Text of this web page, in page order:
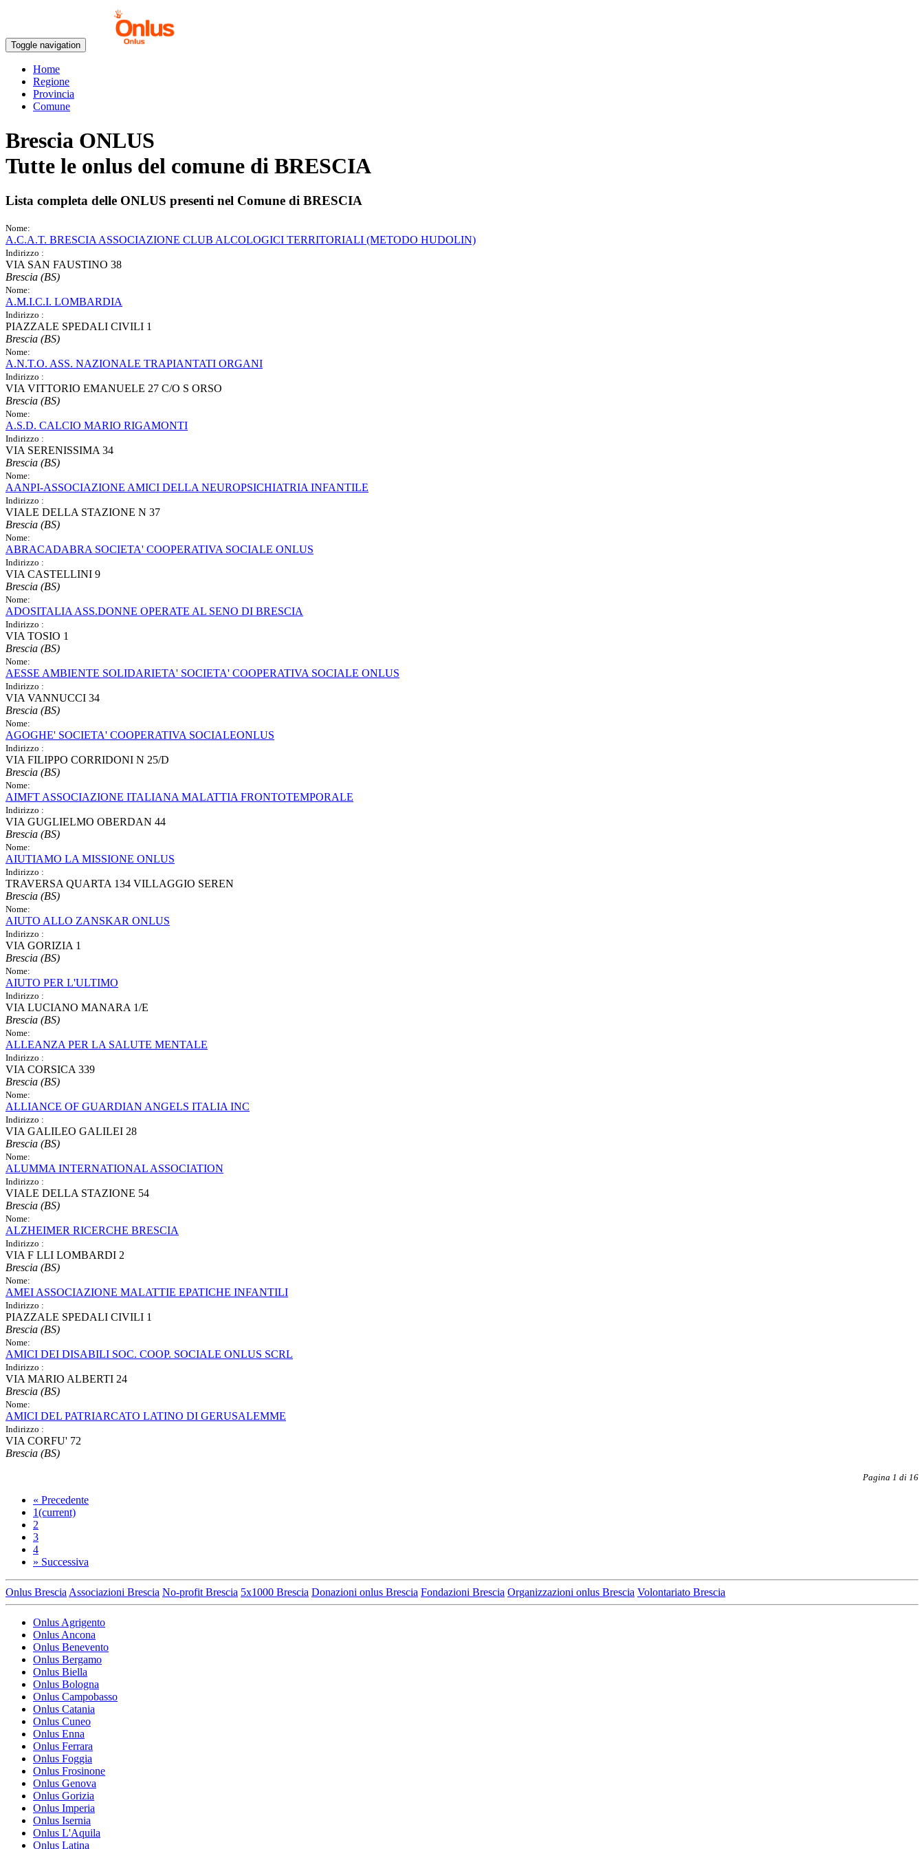
Toggle navigation
Home
Regione
Provincia
Comune
Brescia ONLUS
Tutte le onlus del comune di BRESCIA
Lista completa delle ONLUS presenti nel Comune di BRESCIA
Nome:
A.C.A.T. BRESCIA ASSOCIAZIONE CLUB ALCOLOGICI TERRITORIALI (METODO HUDOLIN)
Indirizzo :
VIA SAN FAUSTINO 38
Brescia (BS)
Nome:
A.M.I.C.I. LOMBARDIA
Indirizzo :
PIAZZALE SPEDALI CIVILI 1
Brescia (BS)
Nome:
A.N.T.O. ASS. NAZIONALE TRAPIANTATI ORGANI
Indirizzo :
VIA VITTORIO EMANUELE 27 C/O S ORSO
Brescia (BS)
Nome:
A.S.D. CALCIO MARIO RIGAMONTI
Indirizzo :
VIA SERENISSIMA 34
Brescia (BS)
Nome:
AANPI-ASSOCIAZIONE AMICI DELLA NEUROPSICHIATRIA INFANTILE
Indirizzo :
VIALE DELLA STAZIONE N 37
Brescia (BS)
Nome:
ABRACADABRA SOCIETA' COOPERATIVA SOCIALE ONLUS
Indirizzo :
VIA CASTELLINI 9
Brescia (BS)
Nome:
ADOSITALIA ASS.DONNE OPERATE AL SENO DI BRESCIA
Indirizzo :
VIA TOSIO 1
Brescia (BS)
Nome:
AESSE AMBIENTE SOLIDARIETA' SOCIETA' COOPERATIVA SOCIALE ONLUS
Indirizzo :
VIA VANNUCCI 34
Brescia (BS)
Nome:
AGOGHE' SOCIETA' COOPERATIVA SOCIALEONLUS
Indirizzo :
VIA FILIPPO CORRIDONI N 25/D
Brescia (BS)
Nome:
AIMFT ASSOCIAZIONE ITALIANA MALATTIA FRONTOTEMPORALE
Indirizzo :
VIA GUGLIELMO OBERDAN 44
Brescia (BS)
Nome:
AIUTIAMO LA MISSIONE ONLUS
Indirizzo :
TRAVERSA QUARTA 134 VILLAGGIO SEREN
Brescia (BS)
Nome:
AIUTO ALLO ZANSKAR ONLUS
Indirizzo :
VIA GORIZIA 1
Brescia (BS)
Nome:
AIUTO PER L'ULTIMO
Indirizzo :
VIA LUCIANO MANARA 1/E
Brescia (BS)
Nome:
ALLEANZA PER LA SALUTE MENTALE
Indirizzo :
VIA CORSICA 339
Brescia (BS)
Nome:
ALLIANCE OF GUARDIAN ANGELS ITALIA INC
Indirizzo :
VIA GALILEO GALILEI 28
Brescia (BS)
Nome:
ALUMMA INTERNATIONAL ASSOCIATION
Indirizzo :
VIALE DELLA STAZIONE 54
Brescia (BS)
Nome:
ALZHEIMER RICERCHE BRESCIA
Indirizzo :
VIA F LLI LOMBARDI 2
Brescia (BS)
Nome:
AMEI ASSOCIAZIONE MALATTIE EPATICHE INFANTILI
Indirizzo :
PIAZZALE SPEDALI CIVILI 1
Brescia (BS)
Nome:
AMICI DEI DISABILI SOC. COOP. SOCIALE ONLUS SCRL
Indirizzo :
VIA MARIO ALBERTI 24
Brescia (BS)
Nome:
AMICI DEL PATRIARCATO LATINO DI GERUSALEMME
Indirizzo :
VIA CORFU' 72
Brescia (BS)
Pagina 1 di 16
« Precedente
1(current)
2
3
4
» Successiva
Onlus Brescia Associazioni Brescia No-profit Brescia 5x1000 Brescia Donazioni onlus Brescia Fondazioni Brescia Organizzazioni onlus Brescia Volontariato Brescia
Onlus Agrigento
Onlus Ancona
Onlus Benevento
Onlus Bergamo
Onlus Biella
Onlus Bologna
Onlus Campobasso
Onlus Catania
Onlus Cuneo
Onlus Enna
Onlus Ferrara
Onlus Foggia
Onlus Frosinone
Onlus Genova
Onlus Gorizia
Onlus Imperia
Onlus Isernia
Onlus L'Aquila
Onlus Latina